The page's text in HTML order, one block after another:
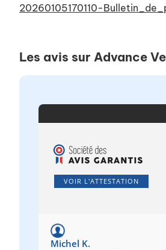
20260105170110-
Les avis sur Advance
VOIR L'ATTESTATION
Michel K.